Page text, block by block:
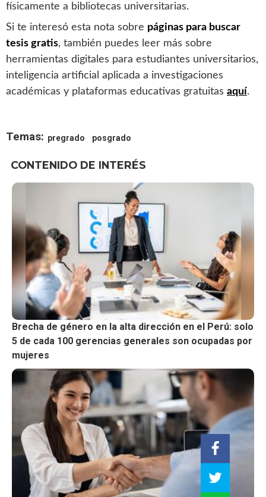
físicamente a bibliotecas universitarias.
Si te interesó esta nota sobre páginas para buscar
tesis gratis, también puedes leer más sobre
herramientas digitales para estudiantes universitarios,
inteligencia artificial aplicada a investigaciones
académicas y plataformas educativas gratuitas aquí.
Temas: pregrado posgrado
CONTENIDO DE INTERÉS
Brecha de género en la alta dirección en el Perú: solo
5 de cada 100 gerencias generales son ocupadas por
mujeres